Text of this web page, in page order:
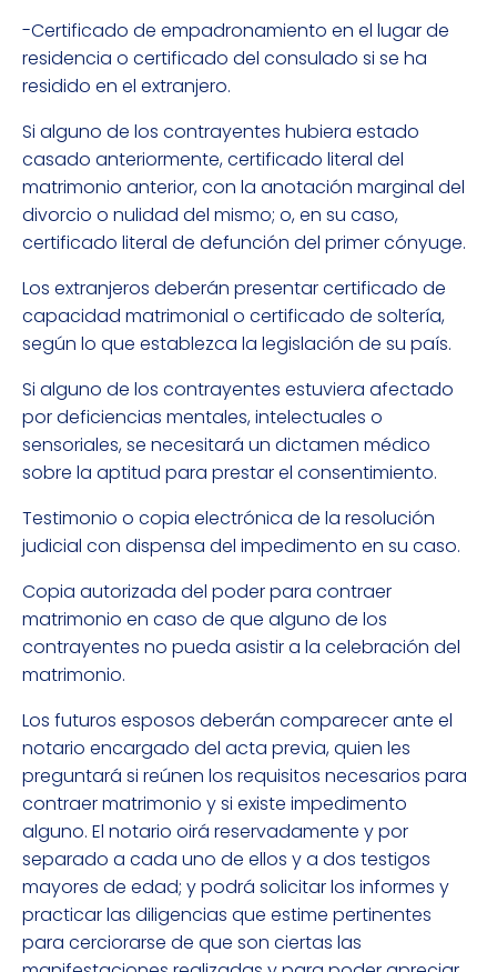
-Certificado de empadronamiento en el lugar de
residencia o certificado del consulado si se ha
residido en el extranjero.
Si alguno de los contrayentes hubiera estado
casado anteriormente, certificado literal del
matrimonio anterior, con la anotación marginal del
divorcio o nulidad del mismo; o, en su caso,
certificado literal de defunción del primer cónyuge.
Los extranjeros deberán presentar certificado de
capacidad matrimonial o certificado de soltería,
según lo que establezca la legislación de su país.
Si alguno de los contrayentes estuviera afectado
por deficiencias mentales, intelectuales o
sensoriales, se necesitará un dictamen médico
sobre la aptitud para prestar el consentimiento.
Testimonio o copia electrónica de la resolución
judicial con dispensa del impedimento en su caso.
Copia autorizada del poder para contraer
matrimonio en caso de que alguno de los
contrayentes no pueda asistir a la celebración del
matrimonio.
Los futuros esposos deberán comparecer ante el
notario encargado del acta previa, quien les
preguntará si reúnen los requisitos necesarios para
contraer matrimonio y si existe impedimento
alguno. El notario oirá reservadamente y por
separado a cada uno de ellos y a dos testigos
mayores de edad; y podrá solicitar los informes y
practicar las diligencias que estime pertinentes
para cerciorarse de que son ciertas las